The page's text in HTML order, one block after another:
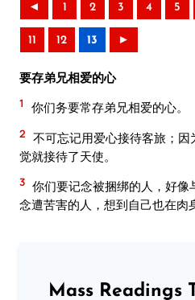
◄ 1 2 3 4 5
11 12 13 ►
要存弟兄相爱的心
1 你们务要常存弟兄相爱的心。
2 不可忘记用爱心接待客旅；
觉就接待了天使。
3 你们要记念被捆绑的人，好
念遭苦害的人，想到自己也在肉
Mass Readings